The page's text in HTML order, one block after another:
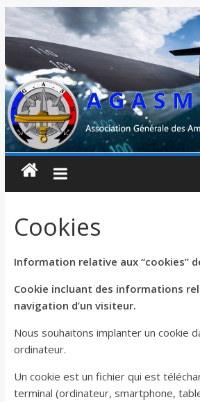
Cookies
Information relative aux “cookies”
Cookie incluant des informations
navigation d’un visiteur.
Nous souhaitons implanter un cookie
ordinateur.
Un cookie est un fichier qui est
terminal (ordinateur, smartphone,